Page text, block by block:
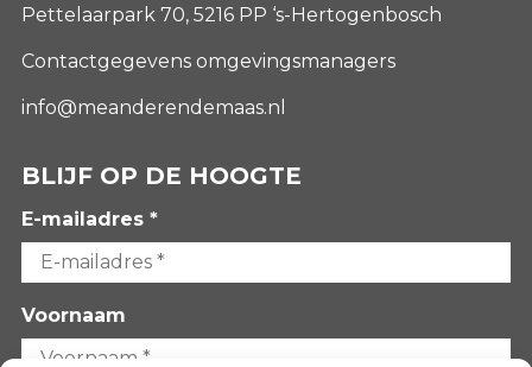
Pettelaarpark 70, 5216 PP ‘s-Hertogenbosch
Contactgegevens omgevingsmanagers
info@meanderendemaas.nl
BLIJF OP DE HOOGTE
E-mailadres *
Voornaam